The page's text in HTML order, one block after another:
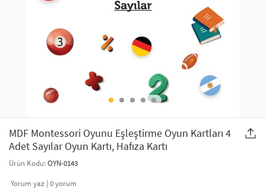
SAÇ AKSESUARLARI
GELİN / DÜĞÜN AKSESUARLARI
MAKYAJ ÇANTASI
ŞAL VE FULAR
ODA KOKUSU VE MUM
PARTİ SÜSLERİ
YILBAŞI ÜRÜNLERİ
KULLAN AT TABAK BARDAK SETİ
MDF Montessori Oyunu Eşleştirme Oyun Kartları 4
Adet Sayılar Oyun Kartı, Hafıza Kartı
Ürün Kodu:OYN-0143
Yorum yaz | 0yorum